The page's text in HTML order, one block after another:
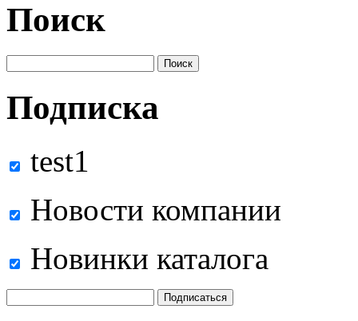
Поиск
Подписка
test1
Новости компании
Новинки каталога